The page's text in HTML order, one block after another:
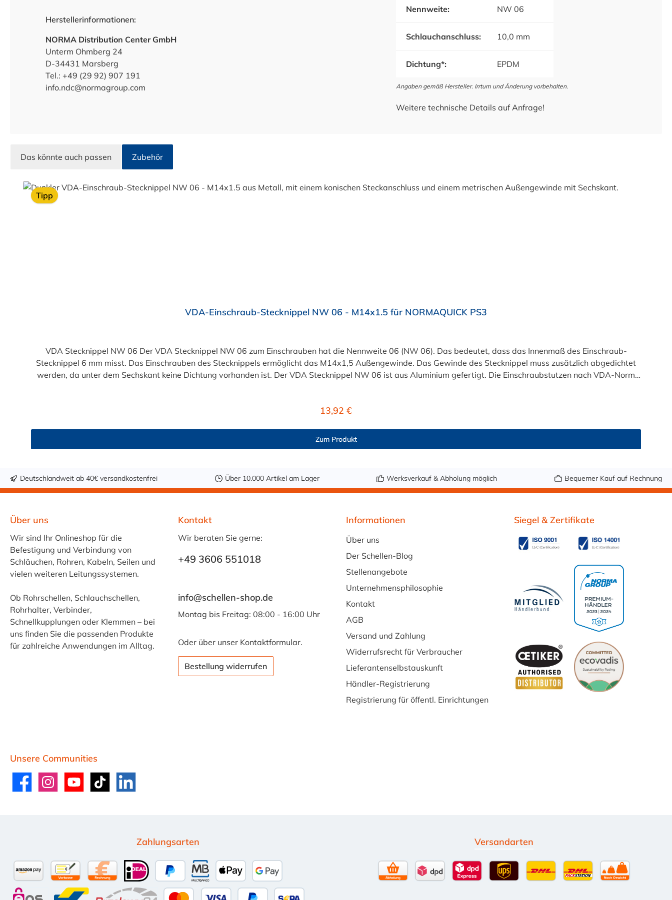
Herstellerinformationen:
NORMA Distribution Center GmbH
Unterm Ohmberg 24
D-34431 Marsberg
Tel.: +49 (29 92) 907 191
info.ndc@normagroup.com
Nennweite: NW 06
Schlauchanschluss: 10,0 mm
Dichtung*: EPDM
Angaben gemäß Hersteller. Irrtum und Änderung vorbehalten.
Weitere technische Details auf Anfrage!
Das könnte auch passen Zubehör
Produktgalerie überspringen
Tipp
VDA-Einschraub-Stecknippel NW 06 - M14x1.5 für NORMAQUICK PS3
VDA Stecknippel NW 06 Der VDA Stecknippel NW 06 zum Einschrauben hat die Nennweite 06 (NW 06). Das bedeutet, dass das Innenmaß des Einschraub-
Stecknippel 6 mm misst. Das Einschrauben des Stecknippels ermöglicht das M14x1,5 Außengewinde. Das Gewinde des Stecknippel muss zusätzlich abgedichtet
werden, da unter dem Sechskant keine Dichtung vorhanden ist. Der VDA Stecknippel NW 06 ist aus Aluminium gefertigt. Die Einschraubstutzen nach VDA-Norm
Gegenstück für den Steckverbinder an der medienführenden Leitung wird ein Einschraubnippel (z.B. für Gewindeanschluss am Kühler) oder ggf. auch
Regulärer Preis:
13,92 €
Zum Produkt
Deutschlandweit ab 40€ versandkostenfrei Über 10.000 Artikel am Lager Werksverkauf & Abholung möglich Bequemer Kauf auf Rechnung
Über uns
Wir sind Ihr Onlineshop für die
Befestigung und Verbindung von
Schläuchen, Rohren, Kabeln, Seilen und
vielen weiteren Leitungssystemen.
Ob Rohrschellen, Schlauchschellen,
Rohrhalter, Verbinder,
Schnellkupplungen oder Klemmen – bei
uns finden Sie die passenden Produkte
für zahlreiche Anwendungen im Alltag.
Kontakt
Wir beraten Sie gerne:
+49 3606 551018
info@schellen-shop.de
Montag bis Freitag: 08:00 - 16:00 Uhr
Oder über unser Kontaktformular.
Bestellung widerrufen
Informationen
Über uns
Der Schellen-Blog
Stellenangebote
Unternehmensphilosophie
Kontakt
AGB
Versand und Zahlung
Widerrufsrecht für Verbraucher
Lieferantenselbstauskunft
Händler-Registrierung
Registrierung für öffentl. Einrichtungen
Unsere Communities
FacebookInstagramYouTube TikTok LinkedIn
Siegel & Zertifikate
Zahlungsarten
PayPal
Kauf auf Rechnung (10 Tage Netto)
iDEAL MultibancoApple PayGoogle Pay
Amazon PayVorkasse per Überweisung
Versandarten